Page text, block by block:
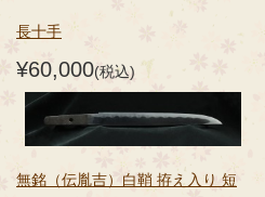
長十手
¥60,000(税込)
無銘（伝胤吉）白鞘 拵え入り 短